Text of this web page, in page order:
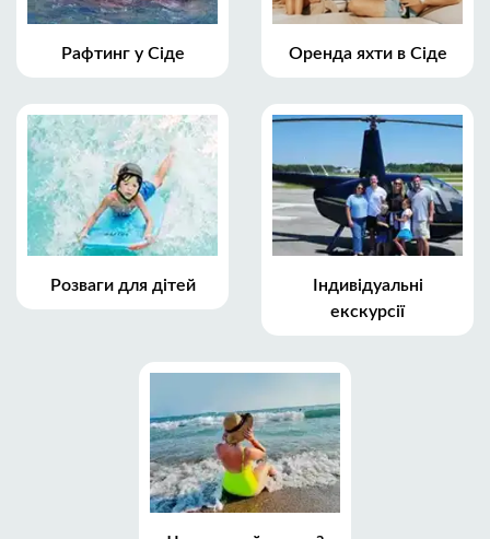
Рафтинг у Сіде Оренда яхти в Сіде
Розваги для дітей
Індивідуальні
екскурсії